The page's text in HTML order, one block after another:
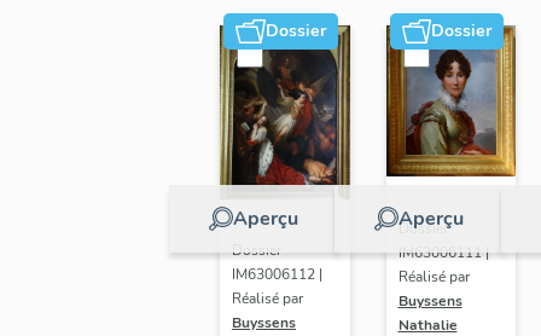
Dossier
Aperçu
Dossier
IM63006112 |
Réalisé par
Buyssens
Dossier
Aperçu
Dossier
IM63006111 |
Réalisé par
Buyssens
Nathalie